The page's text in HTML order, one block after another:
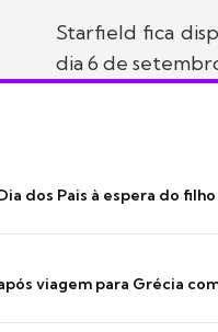
Starfield fica
dia 6 de
dos Pais à espera do filho
viagem para Grécia